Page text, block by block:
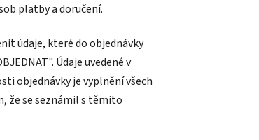
platby a doručení.
údaje, které do objednávky
Údaje uvedené v
objednávky je vyplnění všech
že se seznámil s těmito